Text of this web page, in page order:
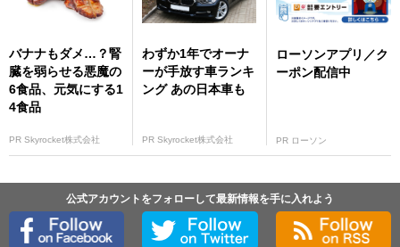
バナナもダメ…？腎
臓を弱らせる悪魔の
6食品、元気にする1
4食品
PR Skyrocket株式会社
わずか1年でオーナ
ーが手放す車ランキ
ング あの日本車も
PR Skyrocket株式会社
ローソンアプリ／ク
ーポン配信中
PR ローソン
公式アカウントをフォローして最新情報を手に入れよう